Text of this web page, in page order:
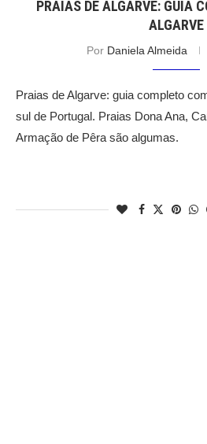
PRAIAS DE ALGARVE: GUIA
ALGARVE
Por Daniela Almeida
Praias de Algarve: guia completo
sul de Portugal. Praias Dona Ana,
Armação de Pêra são algumas.